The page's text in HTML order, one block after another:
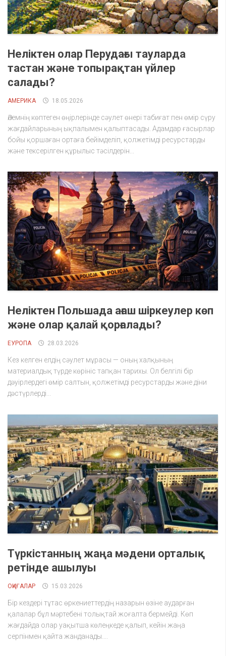
Неліктен олар Перудағы тауларда
тастан және топырақтан үйлер
салады?
АМЕРИКА 18.05.2026
Әлемнің көптеген өңірлерінде сәулет өнері табиғат пен өмір сүру
жағдайларының ықпалымен қалыптасады. Адамдар ғасырлар
бойы қоршаған ортаға бейімделіп, қолжетімді ресурстарды
және тексерілген құрылыс тәсілдерін...
Неліктен Польшада ағаш шіркеулер көп
және олар қалай қорғалады?
ЕУРОПА 28.03.2026
Кез келген елдің сәулет мұрасы — оның халқының
материалдық түрде көрініс тапқан тарихы. Ол белгілі бір
дәуірлердегі өмір салтын, қолжетімді ресурстарды және діни
дәстүрлерді...
Түркістанның жаңа мәдени орталық
ретінде ашылуы
ОҚИҒАЛАР 15.03.2026
Бір кездері тұтас өркениеттердің назарын өзіне аударған
қалалар бұл мәртебені толықтай жоғалта бермейді. Көп
жағдайда олар уақытша көлеңкеде қалып, кейін жаңа
серпінмен қайта жанданады....